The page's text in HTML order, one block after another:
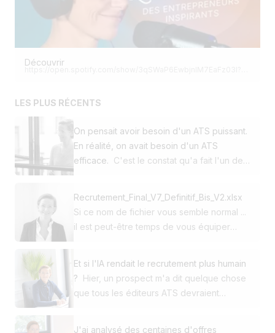
Découvrir
LES PLUS RÉCENTS
On pensait avoir besoin d'un ATS puissant.
En réalité, on avait besoin d'un ATS
efficace. C'est le constat qu'a fait l'un de
déjà notre site carrière et notre solution de
choisi l'un des leaders mondiaux du
pas la puissance qui faisait la différence.
C'était la simplicité, la rapidité et l'efficacité.
🚀 Puis est venue une question simple : 👉
Recrutement_Final_V7_Definitif_Bis_V2.xlsx
Si ce nom de fichier vous semble normal ...
il est peut-être temps de vous équiper
recrutements en parallèle ➡️ Des CV dans
Outlook ou dans des dossiers dropbox ➡️
Des commentaires dans son carnet ➡️ Des
?" Et soudain, vous passez plus de temps à
Et si l'IA rendait le recrutement plus humain
? Hier, un prospect m'a dit quelque chose
que tous les éditeurs ATS devraient
J'ai analysé des centaines d'offres